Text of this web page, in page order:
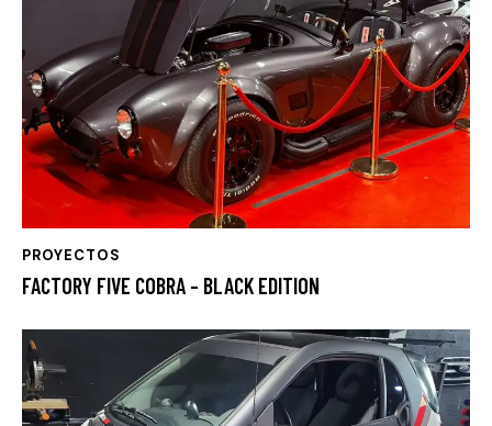
PROYECTOS
FACTORY FIVE COBRA – BLACK EDITION